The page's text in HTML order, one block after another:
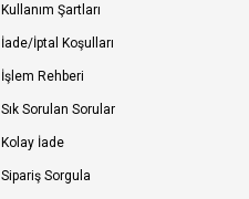
Kullanım Şartları
İade/İptal Koşulları
İşlem Rehberi
Sık Sorulan Sorular
Kolay İade
Sipariş Sorgula